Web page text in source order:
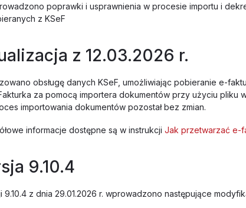
poprawki i usprawnienia w procesie importu i
z KSeF
z 12.03.2026 r.
obsługę danych KSeF, umożliwiając pobieranie e-
za pomocą importera dokumentów przy użyciu pliku
importowania dokumentów pozostał bez zmian.
informacje dostępne są w instrukcji Jak przetwarzać e-
9.10.4
9.10.4 z dnia 29.01.2026 r. wprowadzono następujące